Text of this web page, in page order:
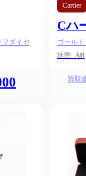
キンの買取価格や
徹底解説
フダイヤ
Cartier
Cハ
ス
ゴール
状態: AB
買取